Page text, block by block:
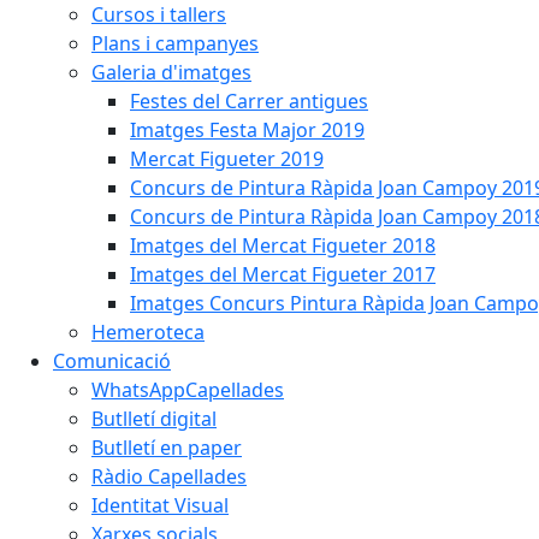
Cursos i tallers
Plans i campanyes
Galeria d'imatges
Festes del Carrer antigues
Imatges Festa Major 2019
Mercat Figueter 2019
Concurs de Pintura Ràpida Joan Campoy
Concurs de Pintura Ràpida Joan Campoy
Imatges del Mercat Figueter 2018
Imatges del Mercat Figueter 2017
Imatges Concurs Pintura Ràpida Joan
Hemeroteca
Comunicació
WhatsAppCapellades
Butlletí digital
Butlletí en paper
Ràdio Capellades
Identitat Visual